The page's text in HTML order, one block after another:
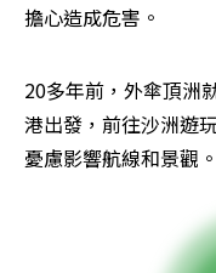
擔心造成危害。
20多年前，外傘頂洲
港出發，前往沙洲遊
憂慮影響航線和景觀。